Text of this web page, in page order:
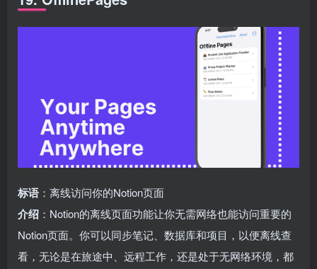
标语 ：离线访问你的Notion页面
介绍 ：Notion的离线页面功能让你无需网络也能访问重要的
Notion页面。你可以同步笔记、数据库和项目，以便离线查
看，无论是在旅途中、远程工作，还是处于无网络环境，都